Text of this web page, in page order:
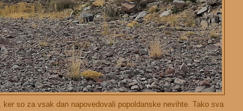
so za vsak dan napovedovali popoldanske nevihte. Tako sva